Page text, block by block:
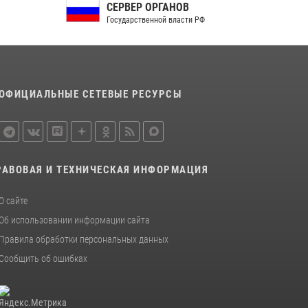
Сотрудники Росгвардии пресекли дебош в
орловском кафе
30 июля 2026, 14:27
СЕРВЕР ОРГАНОВ
Государственной власти РФ
СЕТЕВЫЕ РЕСУРСЫ
И ТЕХНИЧЕСКАЯ ИНФОРМАЦИЯ
О сайте
Об использовании информации сайта
Правила обработки персональных данных
Сообщить об ошибках